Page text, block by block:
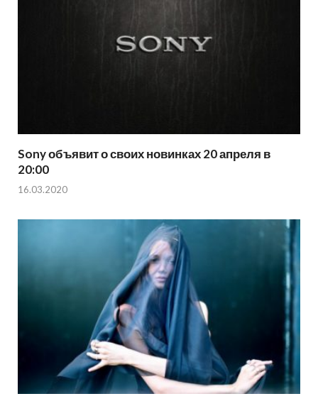
Sony объявит о своих новинках 20 апреля в
20:00
16.03.2020